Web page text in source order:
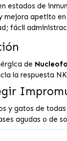
estados de
mejora apetito
fácil
de
la respuesta
y gatos de
agudas o de